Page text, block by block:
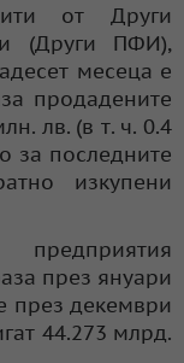
от Други
(Други ПФИ),
месеца е
продадените
лв. (в т. ч. 0.4
за последните
изкупени
през януари
през декември
44.273 млрд.